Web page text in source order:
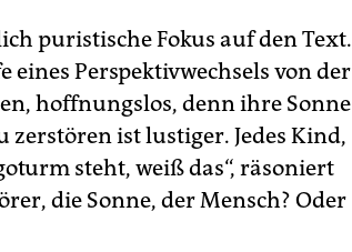
puristische Fokus auf den Text.
Perspektivwechsels von der
hoffnungslos, denn ihre Sonne
zerstören ist lustiger. Jedes Kind,
steht, weiß das“, räsoniert
die Sonne, der Mensch? Oder